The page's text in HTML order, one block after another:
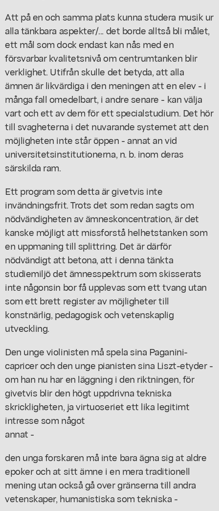
Att på en och samma plats kunna studera musik ur
alla tänkbara aspekter/... det borde alltså bli målet,
ett mål som dock endast kan nås med en
försvarbar kvalitetsnivå om centrumtanken blir
verklighet. Utifrån skulle det betyda, att alla
ämnen är likvärdiga i den meningen att en elev - i
många fall omedelbart, i andre senare - kan välja
vart och ett av dem för ett specialstudium. Det hör
till svagheterna i det nuvarande systemet att den
möjligheten inte står öppen - annat an vid
universitetsinstitutionerna, n. b. inom deras
särskilda ram.
Ett program som detta är givetvis inte
invändningsfrit. Trots det som redan sagts om
nödvändigheten av ämneskoncentration, är det
kanske möjligt att missforstå helhetstanken som
en uppmaning till splittring. Det är därför
nödvändigt att betona, att i denna tänkta
studiemiljö det ämnesspektrum som skisserats
inte någonsin bor få upplevas som ett tvang utan
som ett brett register av möjligheter till
konstnärlig, pedagogisk och vetenskaplig
utveckling.
Den unge violinisten må spela sina Paganini-
capricer och den unge pianisten sina Liszt-etyder -
om han nu har en läggning i den riktningen, för
givetvis blir den högt uppdrivna tekniska
skrickligheten, ja virtuoseriet ett lika legitimt
intresse som något
annat -
den unga forskaren må inte bara ägna sig at aldre
epoker och at sitt ämne i en mera traditionell
mening utan också gå over gränserna till andra
vetenskaper, humanistiska som tekniska -